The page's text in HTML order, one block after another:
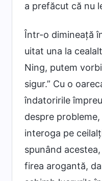
a prefăcut că nu
Într-o dimineață
uitat una la
Ning, putem
sigur.” Cu o
îndatoririle
despre
interoga pe
spunând
firea arogantă,